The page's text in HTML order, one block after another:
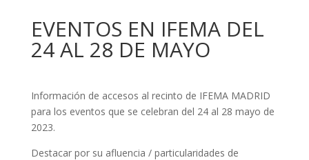
EVENTOS EN IFEMA DEL
24 AL 28 DE MAYO
Información de accesos al recinto de IFEMA MADRID
para los eventos que se celebran del 24 al 28 mayo de
2023.
Destacar por su afluencia / particularidades de